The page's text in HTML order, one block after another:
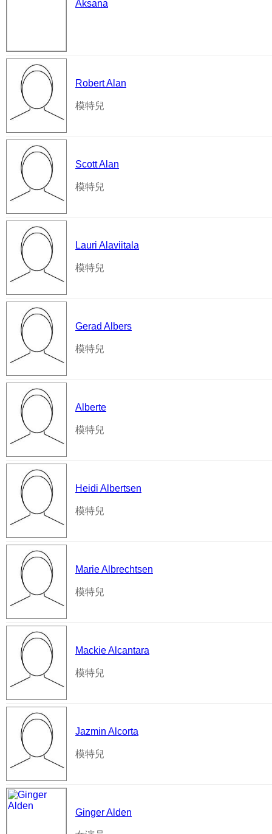
Aksana
Robert Alan
模特兒
Scott Alan
模特兒
Lauri Alaviitala
模特兒
Gerad Albers
模特兒
Alberte
模特兒
Heidi Albertsen
模特兒
Marie Albrechtsen
模特兒
Mackie Alcantara
模特兒
Jazmin Alcorta
模特兒
Ginger Alden